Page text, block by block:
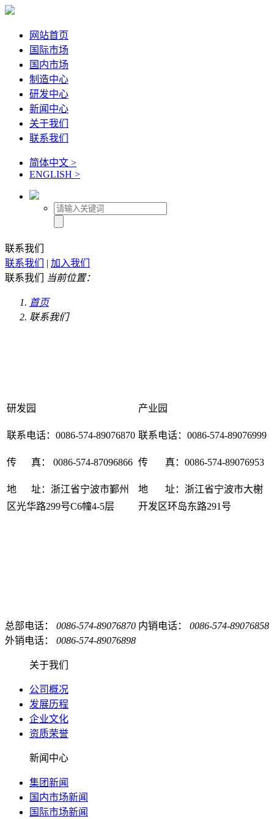
网站首页
国际市场
国内市场
制造中心
研发中心
新闻中心
关于我们
联系我们
简体中文 >
ENGLISH >
联系我们
联系我们
| 加入我们
联系我们
当前位置：
首页
联系我们
研发园
联系电话：0086-574-89076870
传 真： 0086-574-87096866
地 址：浙江省宁波市鄞州
区光华路299号C6幢4-5层
产业园
联系电话：0086-574-89076999
传 真：0086-574-89076953
地 址：浙江省宁波市大榭
开发区环岛东路291号
总部电话： 0086-574-89076870 内销电话：
0086-574-89076858
外销电话：
0086-574-89076898
关于我们
公司概况
发展历程
企业文化
资质荣誉
新闻中心
集团新闻
国内市场新闻
国际市场新闻